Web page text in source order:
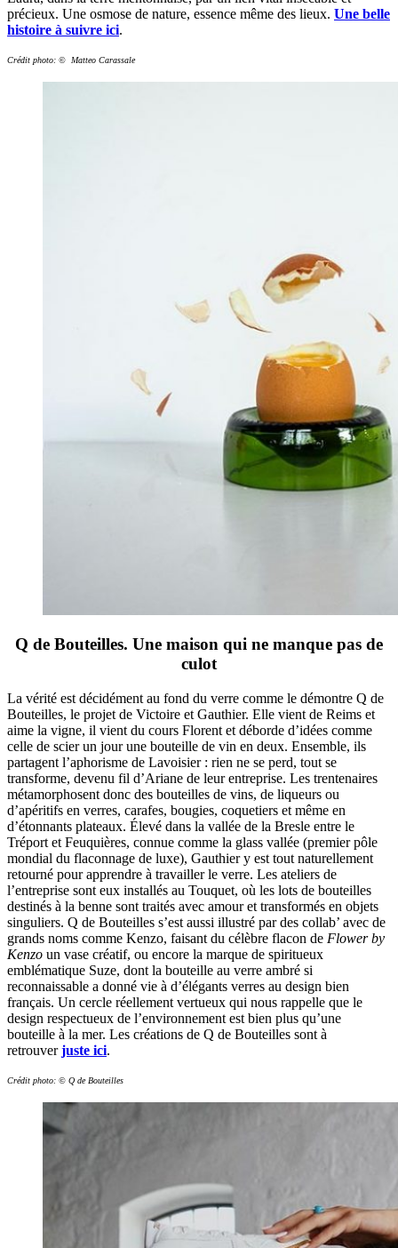
précieux. Une osmose de nature, essence même des lieux. Une belle
histoire à suivre ici.
Crédit photo: © Matteo Carassale
Q de Bouteilles. Une maison qui ne manque pas de
culot
La vérité est décidément au fond du verre comme le démontre Q de
Bouteilles, le projet de Victoire et Gauthier. Elle vient de Reims et
aime la vigne, il vient du cours Florent et déborde d’idées comme
celle de scier un jour une bouteille de vin en deux. Ensemble, ils
partagent l’aphorisme de Lavoisier : rien ne se perd, tout se
transforme, devenu fil d’Ariane de leur entreprise. Les trentenaires
métamorphosent donc des bouteilles de vins, de liqueurs ou
d’apéritifs en verres, carafes, bougies, coquetiers et même en
d’étonnants plateaux. Élevé dans la vallée de la Bresle entre le
Tréport et Feuquières, connue comme la glass vallée (premier pôle
mondial du flaconnage de luxe), Gauthier y est tout naturellement
retourné pour apprendre à travailler le verre. Les ateliers de
l’entreprise sont eux installés au Touquet, où les lots de bouteilles
destinés à la benne sont traités avec amour et transformés en objets
singuliers. Q de Bouteilles s’est aussi illustré par des collab’ avec de
grands noms comme Kenzo, faisant du célèbre flacon de Flower by
Kenzo un vase créatif, ou encore la marque de spiritueux
emblématique Suze, dont la bouteille au verre ambré si
reconnaissable a donné vie à d’élégants verres au design bien
français. Un cercle réellement vertueux qui nous rappelle que le
design respectueux de l’environnement est bien plus qu’une
bouteille à la mer. Les créations de Q de Bouteilles sont à
retrouverjuste ici.
Crédit photo: © Q de Bouteilles